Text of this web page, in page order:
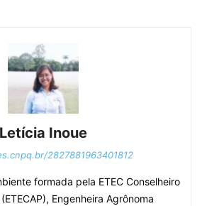
Letícia Inoue
2827881963401812
formada pela ETEC Conselheiro
Engenheira Agrônoma